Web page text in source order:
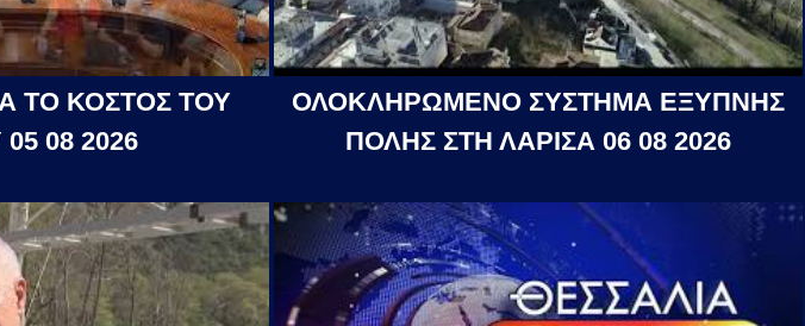
ΤΟ ΚΟΣΤΟΣ ΤΟΥ
08 2026
ΟΛΟΚΛΗΡΩΜΕΝΟ ΣΥΣΤΗΜΑ ΕΞΥΠΝΗΣ
ΠΟΛΗΣ ΣΤΗ ΛΑΡΙΣΑ 06 08 2026